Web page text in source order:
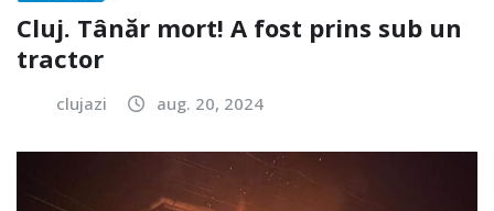
Cluj. Tânăr mort! A fost prins sub un
tractor
clujazi aug. 20, 2024